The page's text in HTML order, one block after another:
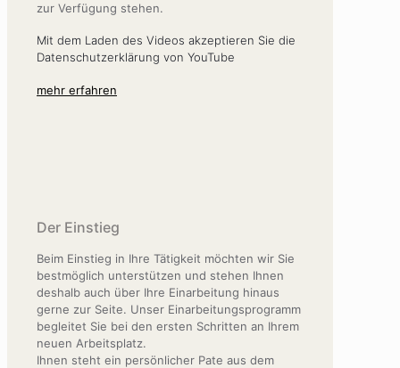
zur Verfügung stehen.
Mit dem Laden des Videos akzeptieren Sie die
Datenschutzerklärung von YouTube
mehr erfahren
Der Einstieg
Beim Einstieg in Ihre Tätigkeit möchten wir Sie
bestmöglich unterstützen und stehen Ihnen
deshalb auch über Ihre Einarbeitung hinaus
gerne zur Seite. Unser Einarbeitungsprogramm
begleitet Sie bei den ersten Schritten an Ihrem
neuen Arbeitsplatz.
Ihnen steht ein persönlicher Pate aus dem